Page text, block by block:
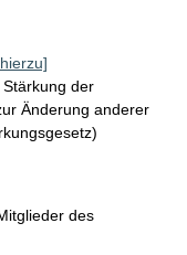
der
Änderung anderer
des